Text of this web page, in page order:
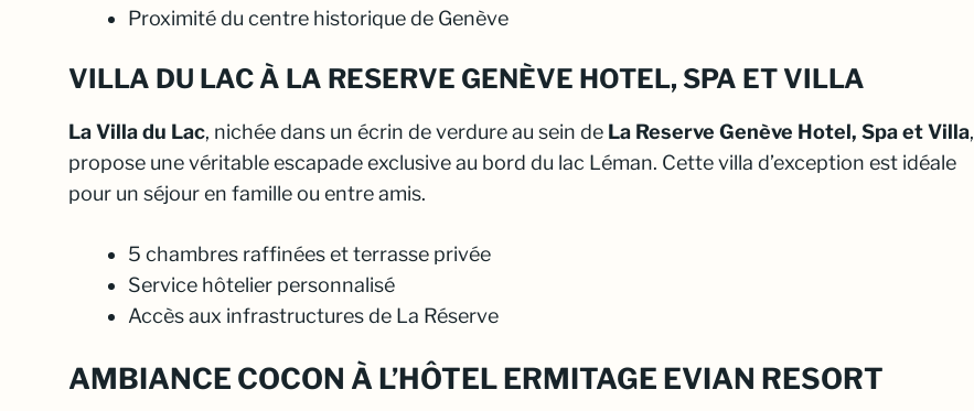
Proximité du centre historique de Genève
VILLA DU LAC À LA RESERVE GENÈVE HOTEL, SPA ET VILLA
La Villa du Lac, nichée dans un écrin de verdure au sein de La Reserve Genève Hotel, Spa et Villa,
propose une véritable escapade exclusive au bord du lac Léman. Cette villa d’exception est idéale
pour un séjour en famille ou entre amis.
5 chambres raffinées et terrasse privée
Service hôtelier personnalisé
Accès aux infrastructures de La Réserve
AMBIANCE COCON À L’HÔTEL ERMITAGE EVIAN RESORT